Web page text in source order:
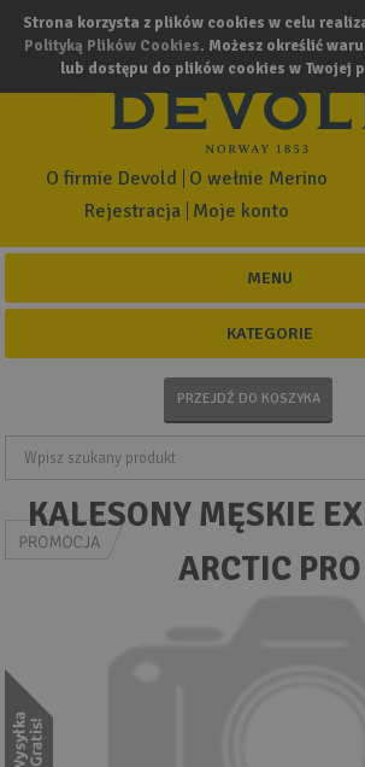
Strona korzysta z plików cookies w celu
Polityką Plików Cookies. Możesz określić
lub dostępu do plików cookies w Twojej
Rejestracja Moje konto
O firmie Devold O wełnie Merino
MENU
KATEGORIE
PRZEJDŹ DO KOSZYKA
KALESONY MĘSKIE
ARCTIC PRO